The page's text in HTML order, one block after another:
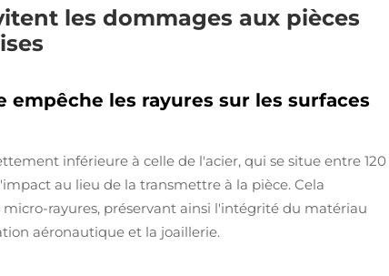
les dommages aux pièces
les rayures sur les surfaces
inférieure à celle de l'acier, qui se situe entre 120
au lieu de la transmettre à la pièce. Cela
rayures, préservant ainsi l'intégrité du matériau
aéronautique et la joaillerie.